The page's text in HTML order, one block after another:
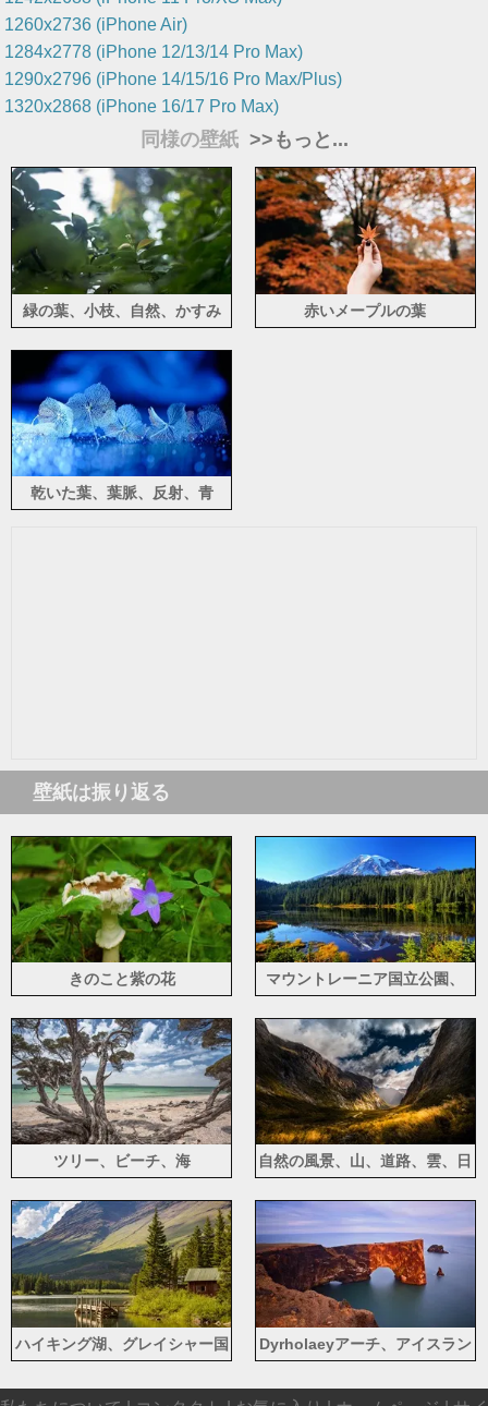
1260x2736 (iPhone Air)
1284x2778 (iPhone 12/13/14 Pro Max)
1290x2796 (iPhone 14/15/16 Pro Max/Plus)
1320x2868 (iPhone 16/17 Pro Max)
同様の壁紙 >>もっと...
緑の葉、小枝、自然、かすみ 赤いメープルの葉
乾いた葉、葉脈、反射、青
壁紙は振り返る
きのこと紫の花
マウントレーニア国立公園、
リカ
ツリー、ビーチ、海
自然の風景、山、道路、雲、日
ハイキング湖、グレイシャー国
Dyrholaeyアーチ、アイスラン